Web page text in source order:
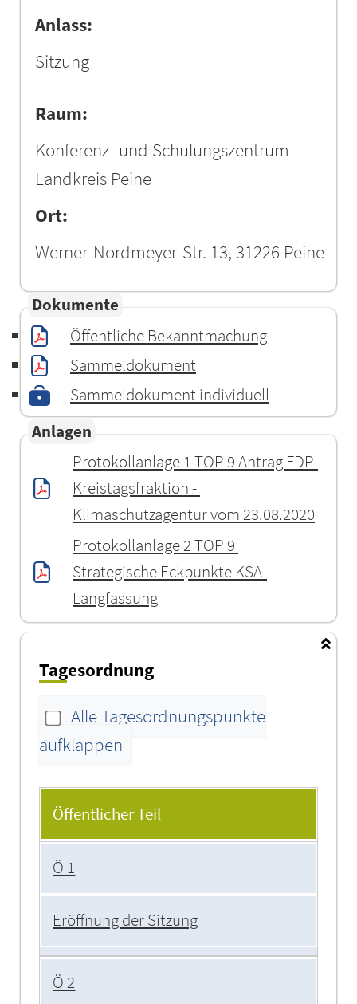
Anlass:
Sitzung
Raum:
Konferenz- und Schulungszentrum
Landkreis Peine
Ort:
Werner-Nordmeyer-Str. 13, 31226 Peine
Dokumente
Öffentliche Bekanntmachung
Sammeldokument
Sammeldokument individuell
Anlagen
Protokollanlage 1 TOP 9 Antrag FDP-
Kreistagsfraktion -
Klimaschutzagentur vom 23.08.2020
Protokollanlage 2 TOP 9
Strategische Eckpunkte KSA-
Langfassung
Tagesordnung
Alle Tagesordnungspunkte
aufklappen
Tagesordnung
Öffentlicher Teil
Ö 1
Eröffnung der Sitzung
Ö 2